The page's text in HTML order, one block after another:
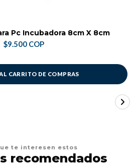
Pc Incubadora 8cm X 8cm
$9.500 COP
CARRITO DE COMPRAS
te interesen estos
recomendados